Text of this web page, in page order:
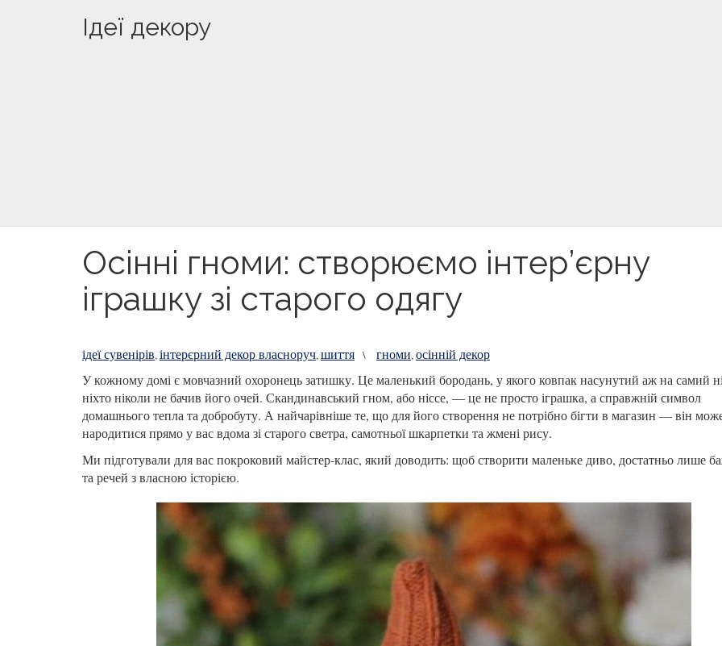
Ідеї декору
Осінні гноми: створюємо інтер’єрну
іграшку зі старого одягу
ідеї сувенірів,інтерєрний декор власноруч,шиття \ гноми,осінній декор
У кожному домі є мовчазний охоронець затишку. Це маленький бородань, у якого ковпак насунутий аж на самий
ніхто ніколи не бачив його очей. Скандинавський гном, або ніссе, — це не просто іграшка, а справжній символ
домашнього тепла та добробуту. А найчарівніше те, що для його створення не потрібно бігти в магазин — він
народитися прямо у вас вдома зі старого светра, самотньої шкарпетки та жмені рису.
Ми підготували для вас покроковий майстер-клас, який доводить: щоб створити маленьке диво, достатньо лише
та речей з власною історією.